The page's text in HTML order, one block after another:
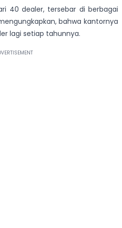
40 dealer, tersebar di berbagai
bahwa kantornya
lagi setiap tahunnya.